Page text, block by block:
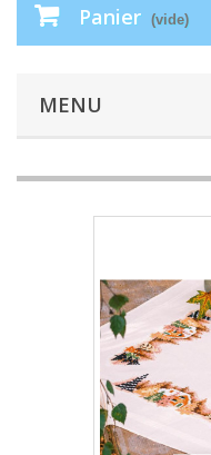
Panier (vide)
MENU